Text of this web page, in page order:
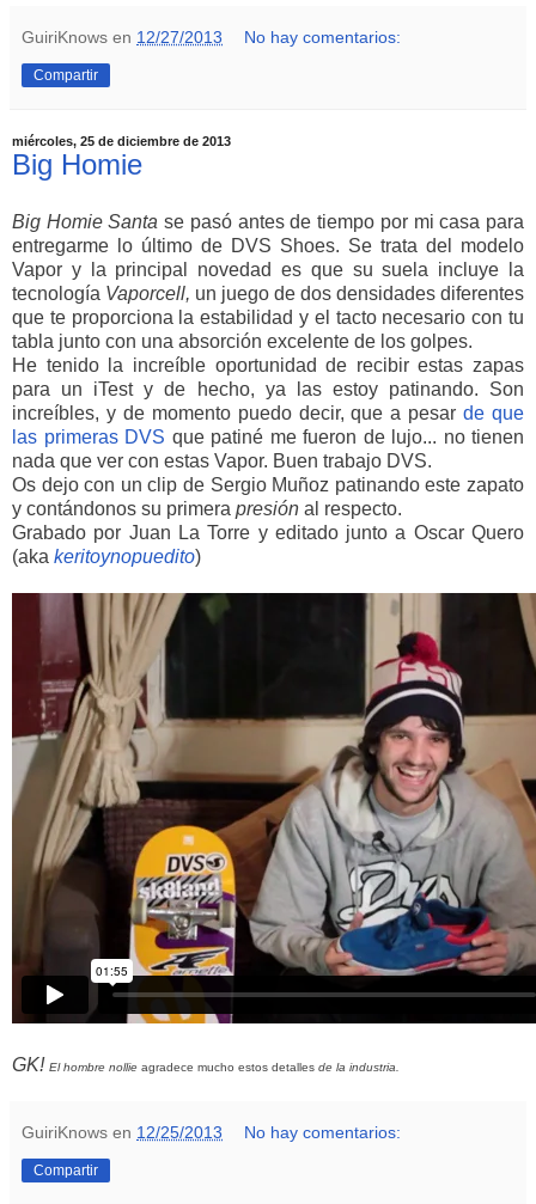
GuiriKnows en 12/27/2013 No hay comentarios:
Compartir
miércoles, 25 de diciembre de 2013
Big Homie
Big Homie Santa se pasó antes de tiempo por mi casa para
entregarme lo último de DVS Shoes. Se trata del modelo
Vapor y la principal novedad es que su suela incluye la
tecnología Vaporcell, un juego de dos densidades diferentes
que te proporciona la estabilidad y el tacto necesario con tu
tabla junto con una absorción excelente de los golpes.
He tenido la increíble oportunidad de recibir estas zapas
para un iTest y de hecho, ya las estoy patinando. Son
increíbles, y de momento puedo decir, que a pesarde que
las primeras DVS que patiné me fueron de lujo... no tienen
nada que ver con estas Vapor. Buen trabajo DVS.
Os dejo con un clip de Sergio Muñoz patinando este zapato
y contándonos su primera presión al respecto.
Grabado por Juan La Torre y editado junto a Oscar Quero
(aka keritoynopuedito)
GK! El hombre nollie agradece mucho estos detalles de la industria.
GuiriKnows en 12/25/2013 No hay comentarios:
Compartir